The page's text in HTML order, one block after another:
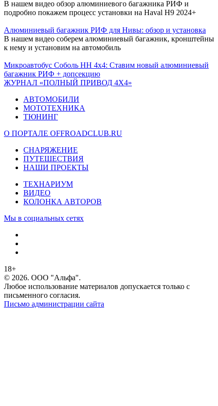
В нашем видео обзор алюминиевого багажника РИФ и
подробно покажем процесс установки на Haval H9 2024+
Алюминиевый багажник РИФ для Нивы: обзор и установка
В нашем видео соберем алюминиевый багажник, кронштейны
к нему и установим на автомобиль
Микроавтобус Соболь НН 4х4: Ставим новый алюминиевый
багажник РИФ + допсекцию
ЖУРНАЛ «ПОЛНЫЙ ПРИВОД 4Х4»
АВТОМОБИЛИ
МОТОТЕХНИКА
ТЮНИНГ
О ПОРТАЛЕ OFFROADCLUB.RU
СНАРЯЖЕНИЕ
ПУТЕШЕСТВИЯ
НАШИ ПРОЕКТЫ
ТЕХНАРИУМ
ВИДЕО
КОЛОНКА АВТОРОВ
Мы в социальных сетях
18+
© 2026. ООО "Альфа".
Любое использование материалов допускается только с
письменного согласия.
Письмо администрации сайта